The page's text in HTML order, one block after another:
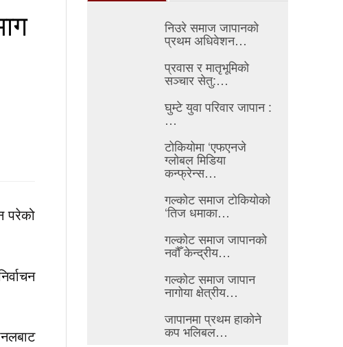
परेको
निउरे समाज जापानको
प्रथम अधिवेशन…
प्रवास र मातृभूमिको
सञ्चार सेतु:…
घुम्टे युवा परिवार जापान :
…
टोकियोमा ‘एफएनजे
ग्लोबल मिडिया
कन्फ्रेन्स…
गल्कोट समाज टोकियोको
‘तिज धमाका…
गल्कोट समाज जापानको
नवौँ केन्द्रीय…
गल्कोट समाज जापान
नागोया क्षेत्रीय…
जापानमा प्रथम हाकोने
कप भलिबल…